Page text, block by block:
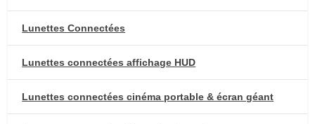
Lunettes Connectées
Lunettes connectées affichage HUD
Lunettes connectées cinéma portable & écran géant